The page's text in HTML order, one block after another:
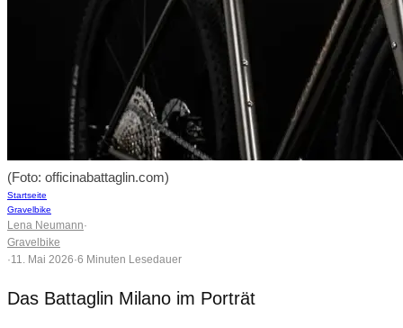
(Foto: officinabattaglin.com)
Startseite
Gravelbike
Lena Neumann·
Gravelbike
·11. Mai 2026·6 Minuten Lesedauer
Das Battaglin Milano im Porträt